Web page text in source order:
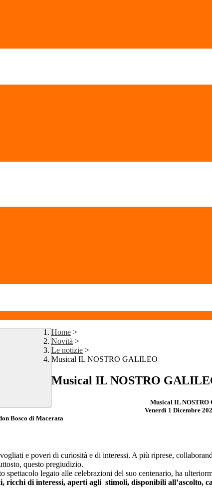
Home >
Novità >
Le notizie >
Musical IL NOSTRO GALILEO
Musical IL NOSTRO
Musical IL
Venerdì 1 Dicembre
Bosco di Macerata
e poveri di curiosità e di interessi. A più riprese,
questo pregiudizio.
legato alle celebrazioni del suo centenario, ha
di interessi, aperti agli stimoli, disponibili all’ascolto,